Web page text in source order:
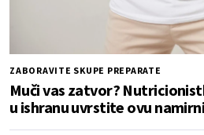
ZABORAVITE SKUPE PREPARATE
Muči vas zatvor?
u ishranu uvrstite ovu